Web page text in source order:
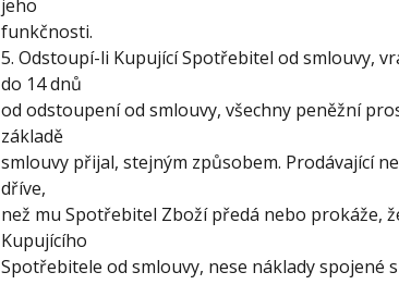
jeho
funkčnosti.
5. Odstoupí-li Kupující Spotřebitel od smlouvy,
do 14 dnů
od odstoupení od smlouvy, všechny peněžní
základě
smlouvy přijal, stejným způsobem. Prodávající
dříve,
než mu Spotřebitel Zboží předá nebo prokáže,
Kupujícího
Spotřebitele od smlouvy, nese náklady spojené